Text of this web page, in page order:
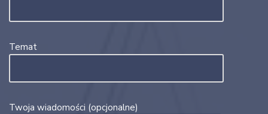
Temat
Twoja wiadomości (opcjonalne)